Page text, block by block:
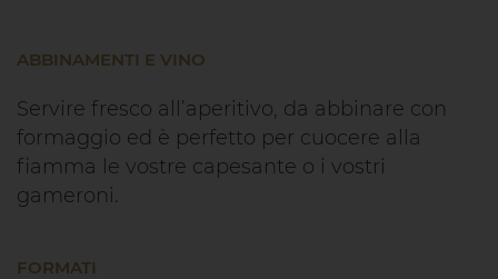
ABBINAMENTI E VINO
Servire fresco all’aperitivo, da abbinare con
formaggio ed è perfetto per cuocere alla
fiamma le vostre capesante o i vostri
gameroni.
FORMATI